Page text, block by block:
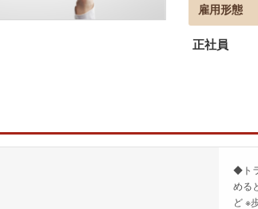
雇用形態
正社員
◆ト
める
ど ※